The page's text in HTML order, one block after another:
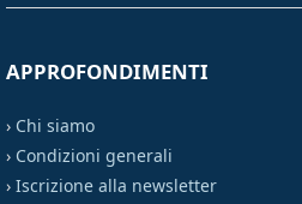
APPROFONDIMENTI
› Chi siamo
› Condizioni generali
› Iscrizione alla newsletter